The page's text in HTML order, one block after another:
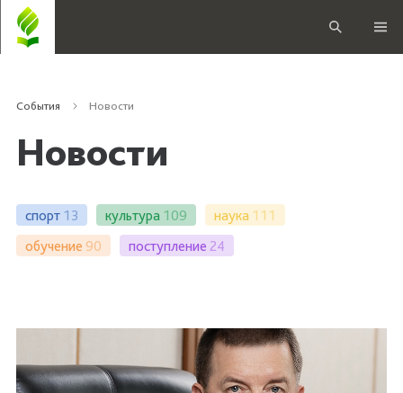
События Новости
Новости
спорт 13 культура 109 наука 111
обучение 90 поступление 24